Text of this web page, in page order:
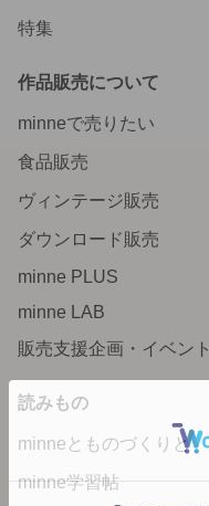
特集
作品販売について
minneで売りたい
食品販売
ヴィンテージ販売
ダウンロード販売
minne PLUS
minne LAB
販売支援企画・イベント
読みもの
minneとものづくりと
minne学習帖